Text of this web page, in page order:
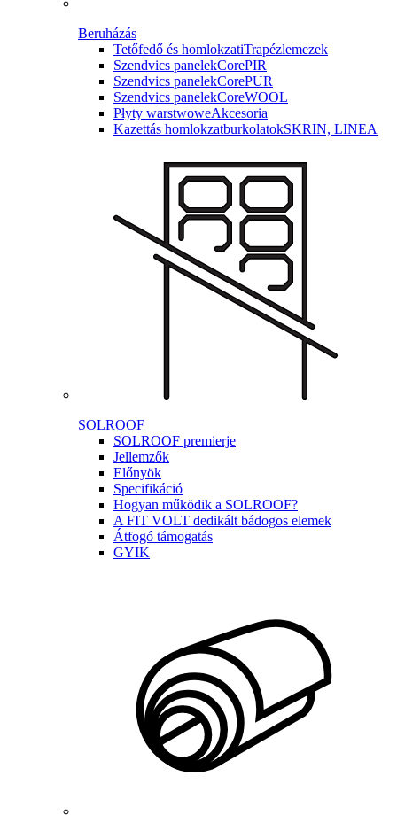
Beruházás
Tetőfedő és homlokzatiTrapézlemezek
Szendvics panelekCorePIR
Szendvics panelekCorePUR
Szendvics panelekCoreWOOL
Płyty warstwoweAkcesoria
Kazettás homlokzatburkolatokSKRIN, LINEA
SOLROOF
SOLROOF premierje
Jellemzők
Előnyök
Specifikáció
Hogyan működik a SOLROOF?
A FIT VOLT dedikált bádogos elemek
Átfogó támogatás
GYIK